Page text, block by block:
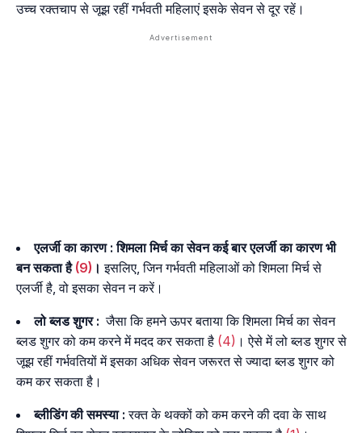
उच्च रक्तचाप से जूझ रहीं गर्भवती महिलाएं इसके सेवन से दूर रहें।
एलर्जी का कारण : शिमला मिर्च का सेवन कई बार एलर्जी का कारण भी
बन सकता है (9) । इसलिए, जिन गर्भवती महिलाओं को शिमला मिर्च से
एलर्जी है, वो इसका सेवन न करें।
लो ब्लड शुगर : जैसा कि हमने ऊपर बताया कि शिमला मिर्च का सेवन
ब्लड शुगर को कम करने में मदद कर सकता है (4) । ऐसे में लो ब्लड शुगर से
जूझ रहीं गर्भवतियों में इसका अधिक सेवन जरूरत से ज्यादा ब्लड शुगर को
कम कर सकता है।
ब्लीडिंग की समस्या : रक्त के थक्कों को कम करने की दवा के साथ